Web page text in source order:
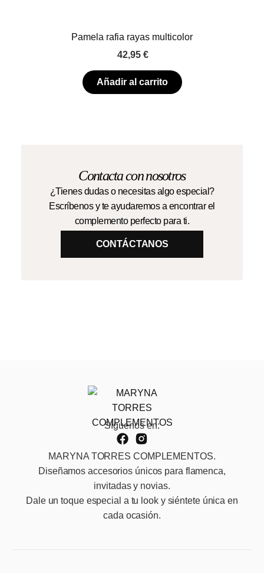
Pamela rafia rayas multicolor
42,95 €
Añadir al carrito
Contacta con nosotros
¿Tienes dudas o necesitas algo especial?
Escríbenos y te ayudaremos a encontrar el
complemento perfecto para ti.
CONTÁCTANOS
Síguenos en:
MARYNA TORRES COMPLEMENTOS.
Diseñamos accesorios únicos para flamenca,
invitadas y novias.
Dale un toque especial a tu look y siéntete única en
cada ocasión.